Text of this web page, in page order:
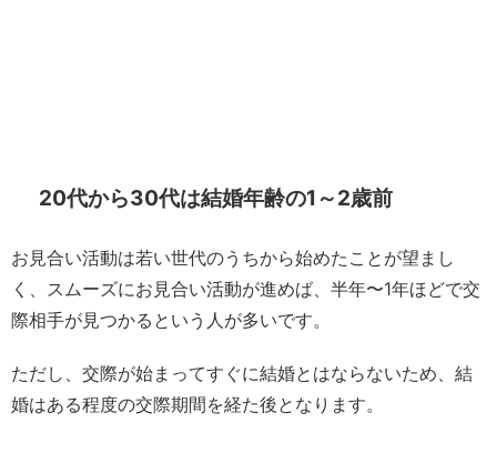
20代から30代は結婚年齢の1～2歳前
お見合い活動は若い世代のうちから始めたことが望まし
く、スムーズにお見合い活動が進めば、半年〜1年ほどで交
際相手が見つかるという人が多いです。
ただし、交際が始まってすぐに結婚とはならないため、結
婚はある程度の交際期間を経た後となります。